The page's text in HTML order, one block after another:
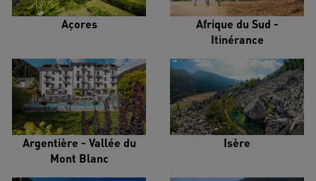
Açores
Afrique du Sud -
Itinérance
Argentière - Vallée du
Mont Blanc
Isère